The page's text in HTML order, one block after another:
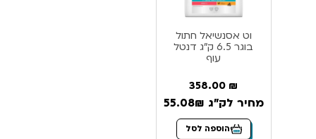
וט אסנשיאל חתול
בוגר 6.5 ק”ג דנטל
עוף
358.00 ₪
מחיר לק"ג 55.08₪
הוספה לסל